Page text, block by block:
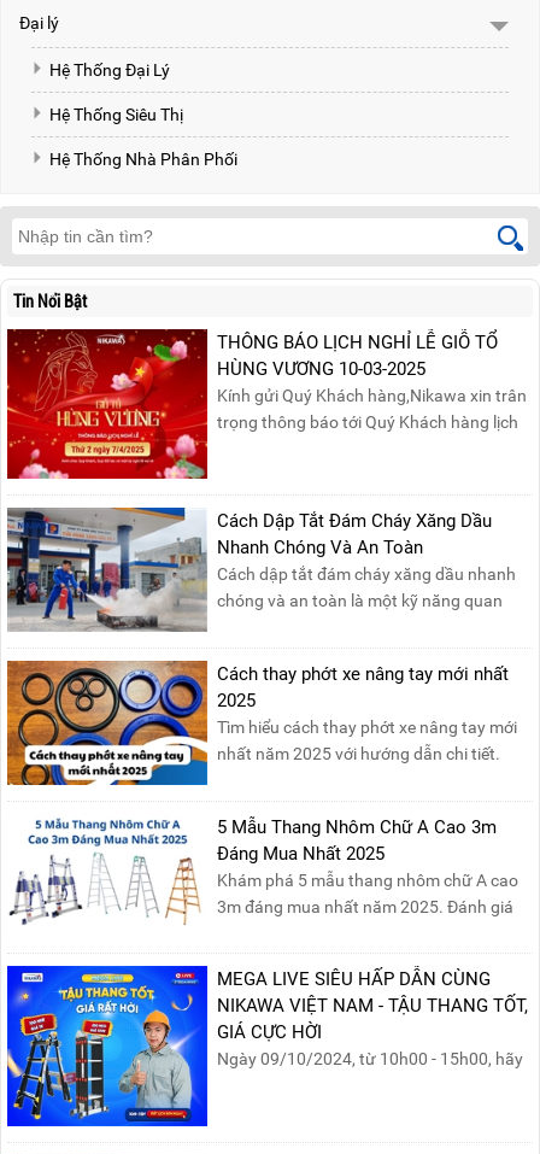
Đại lý
Hệ Thống Đại Lý
Hệ Thống Siêu Thị
Hệ Thống Nhà Phân Phối
Tin Nổi Bật
THÔNG BÁO LỊCH NGHỈ LỄ GIỖ TỔ
HÙNG VƯƠNG 10-03-2025
Kính gửi Quý Khách hàng,Nikawa xin trân
trọng thông báo tới Quý Khách hàng lịch
07/04/2025, nhằm ngày Giỗ Tổ Hùng
Vương – dịp để tưởng nhớ công ơn dựng
nước của các Vua Hùng....
Cách Dập Tắt Đám Cháy Xăng Dầu
Nhanh Chóng Và An Toàn
Cách dập tắt đám cháy xăng dầu nhanh
chóng và an toàn là một kỹ năng quan
cháy xăng dầu rất dễ lan rộng và gây thiệt
hại nghiêm trọng nếu không được xử lý kịp
thời. Vì vậy, việc hiểu rõ các phương pháp
dập tắt...
Cách thay phớt xe nâng tay mới nhất
2025
Tìm hiểu cách thay phớt xe nâng tay mới
nhất năm 2025 với hướng dẫn chi tiết.
phớt đúng cách, giúp xe nâng hoạt động
hiệu quả và bền lâu!
5 Mẫu Thang Nhôm Chữ A Cao 3m
Đáng Mua Nhất 2025
Khám phá 5 mẫu thang nhôm chữ A cao
3m đáng mua nhất năm 2025. Đánh giá
sản phẩm phù hợp!
MEGA LIVE SIÊU HẤP DẪN CÙNG
NIKAWA VIỆT NAM - TẬU THANG TỐT,
GIÁ CỰC HỜI
Ngày 09/10/2024, từ 10h00 - 15h00, hãy
phần quà siêu hấp dẫn và mua sắm